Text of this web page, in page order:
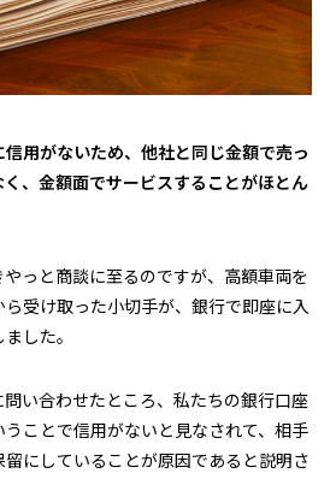
用がないため、他社と同じ金額で売っ
、金額面でサービスすることがほとん
っと商談に至るのですが、高額車両を
受け取った小切手が、銀行で即座に入
した。
い合わせたところ、私たちの銀行口座
ことで信用がないと見なされて、相手
にしていることが原因であると説明さ